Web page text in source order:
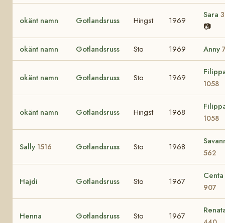
okänt namn Gotlandsruss Hingst 1969
Sara
📷
okänt namn Gotlandsruss Sto 1969 Anny
okänt namn Gotlandsruss Sto 1969
1058
okänt namn Gotlandsruss Hingst 1968
1058
Sally 1516 Gotlandsruss Sto 1968
562
Hajdi Gotlandsruss Sto 1967
Centa
907
Henna Gotlandsruss Sto 1967